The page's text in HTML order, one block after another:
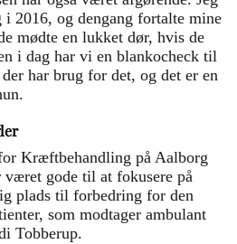
2016, og dengang fortalte mine
mødte en lukket dør, hvis de
i dag har vi en blankocheck til
har brug for det, og det er en
Kræftbehandling på Aalborg
gode til at fokusere på
plads til forbedring for den
som modtager ambulant
Tobberup.